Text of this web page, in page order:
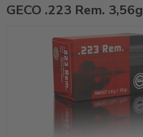
GECO .223 Rem. 3,56g